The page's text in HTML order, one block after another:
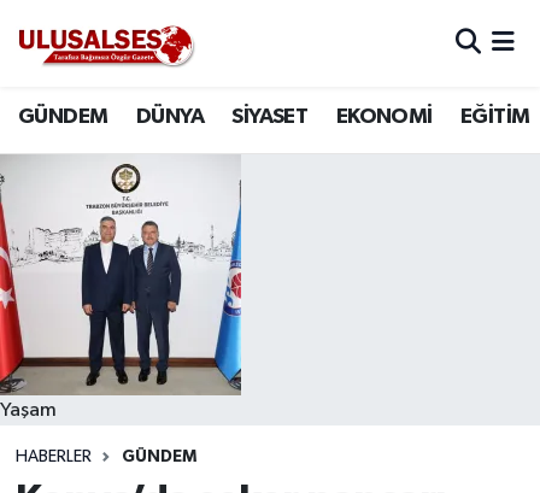
GÜNDEM DÜNYA SİYASET EKONOMİ EĞİTİM
Yaşam
HABERLER GÜNDEM
DÜNYA
SİYASET
EKONOMİ
EĞİTİM
SAĞLIK
MAGAZİN
Trafik Durumu
Süper Lig Puan Durumu ve Fikstür
Tüm Manşetler
Son Dakika Haberleri
Haber Arşivi